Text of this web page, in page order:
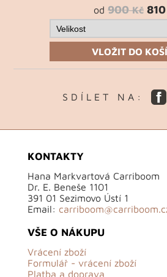
od 900 Kč 810
VLOŽIT DO
S D Í L E T N A :
KONTAKTY
Hana Markvartová Carriboom
Dr. E. Beneše 1101
391 01 Sezimovo Ústí 1
Email:
VŠE O NÁKUPU
Vrácení zboží
Formulář - vrácení zboží
Platba a doprava